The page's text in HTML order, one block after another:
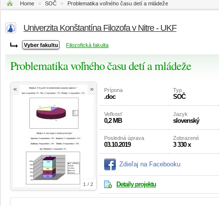
Home » SOČ » Problematika voľného času detí a mládeže
Univerzita Konštantína Filozofa v Nitre - UKF
Filozofická fakulta
Problematika voľného času detí a mládeže
1 / 2
« » Prípona
.doc
Typ
SOČ
Veľkosť
0,2 MB
Jazyk
slovenský
Posledná úprava
03.10.2019
Zobrazené
3 330 x
Zdieľaj na Facebooku
Detaily projektu